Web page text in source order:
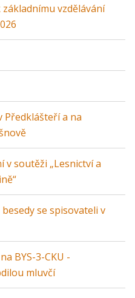
vzdělávání
Předklášteří a na
v soutěži „Lesnictví a
se spisovateli v
BYS-3-CKU -
mluvčí